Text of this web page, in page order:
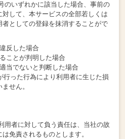
のいずれかに該当した場合、事前の
して、本サービスの全部若しくは
としての登録を抹消することがで
反した場合
ことが判明した場合
当でないと判断した場合
った行為により利用者に生じた損
せん。
用者に対して負う責任は、当社の故
免責されるものとします。